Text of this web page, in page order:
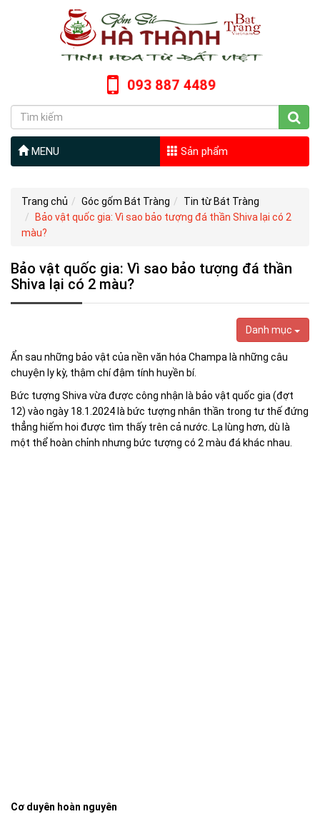
093 887 4489
MENU Sản phẩm
Trang chủ Góc gốm Bát Tràng
Tin từ Bát Tràng
Bảo vật quốc gia: Vì sao bảo tượng đá thần Shiva lại có 2
màu?
Bảo vật quốc gia: Vì sao bảo tượng đá thần
Shiva lại có 2 màu?
Danh mục
Ẩn sau những bảo vật của nền văn hóa Champa là những câu
chuyện ly kỳ, thậm chí đậm tính huyền bí.
Bức tượng Shiva vừa được công nhận là bảo vật quốc gia (đợt
12) vào ngày 18.1.2024 là bức tượng nhân thần trong tư thế đứng
thẳng hiếm hoi được tìm thấy trên cả nước. Lạ lùng hơn, dù là
một thể hoàn chỉnh nhưng bức tượng có 2 màu đá khác nhau.
Cơ duyên hoàn nguyên